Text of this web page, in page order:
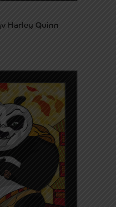
Harley Quinn